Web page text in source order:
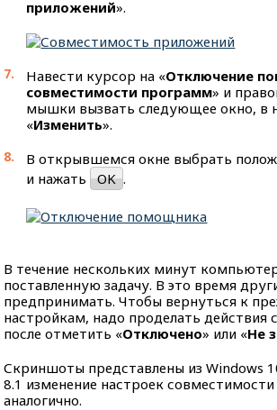
приложений».
Навести курсор на «Отключение
совместимости программ» и
мышки вызвать следующее окно, в
«Изменить».
В открывшемся окне выбрать
и нажать
OK .
В течение нескольких минут
поставленную задачу. В это время
предпринимать. Чтобы вернуться к
настройкам, надо проделать действия
после отметить «Отключено» или «Не
Скриншоты представлены из Windows
8.1 изменение настроек
аналогично.